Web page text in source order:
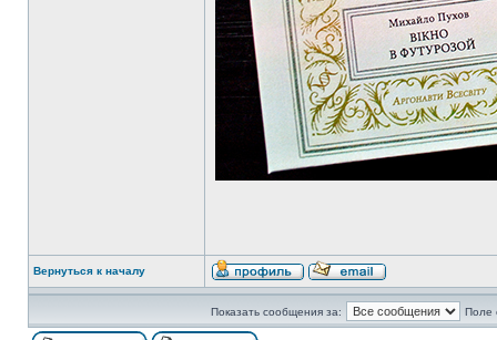
Вернуться к началу
Показать сообщения за: Поле